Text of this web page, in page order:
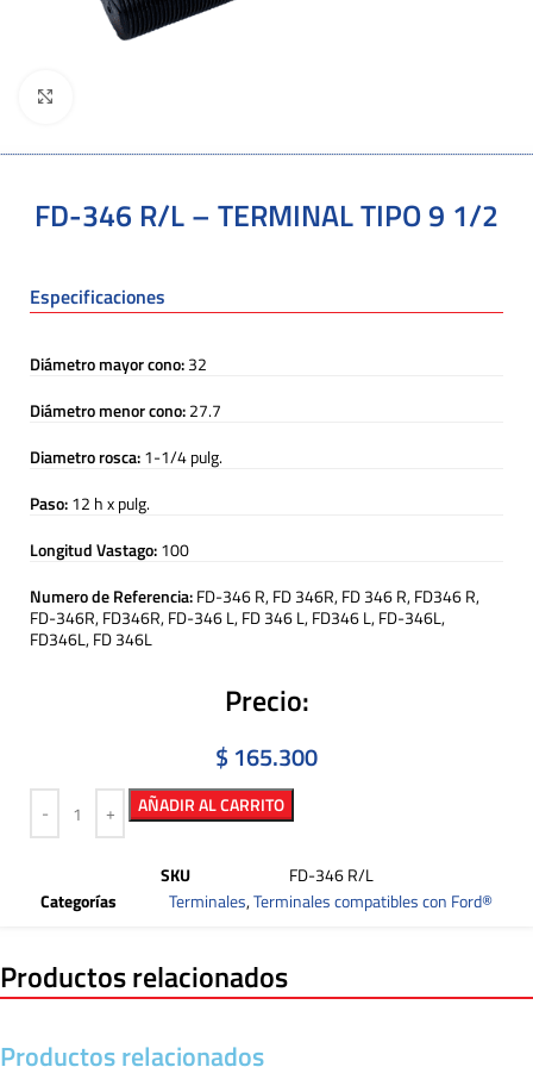
FD-346 R/L – TERMINAL TIPO 9 1/2
Especificaciones
Diámetro mayor cono:32
Diámetro menor cono:27.7
Diametro rosca:1-1/4 pulg.
Paso:12 h x pulg.
Longitud Vastago:100
Numero de Referencia:FD-346 R, FD 346R, FD 346 R, FD346 R,
FD-346R, FD346R, FD-346 L, FD 346 L, FD346 L, FD-346L,
FD346L, FD 346L
Precio:
$ 165.300
AÑADIR AL CARRITO
SKU
FD-346 R/L
Categorías
Terminales,Terminales compatibles con Ford®
Productos relacionados
Productos relacionados